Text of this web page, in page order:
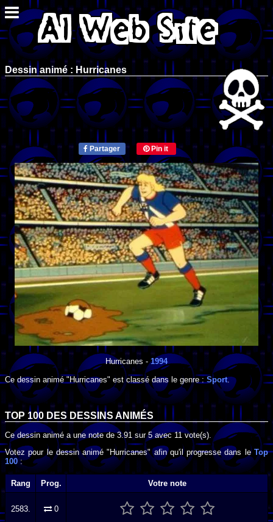
Dessin animé : Hurricanes
Partager Pin it
Hurricanes -1994
Ce dessin animé "Hurricanes" est classé dans le genre : Sport.
TOP 100 DES DESSINS ANIMÉS
Ce dessin animé a une note de3.91 sur5 avec11vote(s).
Votez pour le dessin animé "Hurricanes" afin qu'il progresse dans le Top
100:
Rang Prog. Votre note
2583. 0